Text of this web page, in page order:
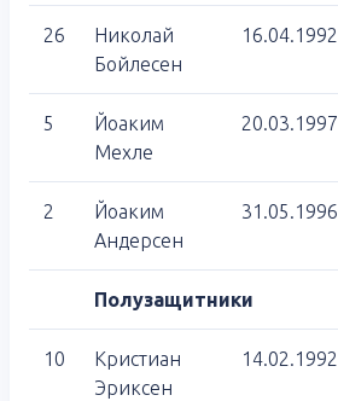
26
Николай
Бойлесен
16.04.1992
5
Йоаким
Мехле
20.03.1997
2
Йоаким
Андерсен
31.05.1996
Полузащитники
10
Кристиан
Эриксен
14.02.1992